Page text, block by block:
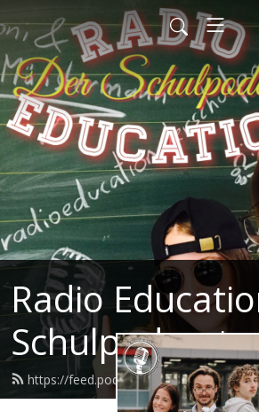
Radio
Schulpodcast
https://feed.podbean.com/